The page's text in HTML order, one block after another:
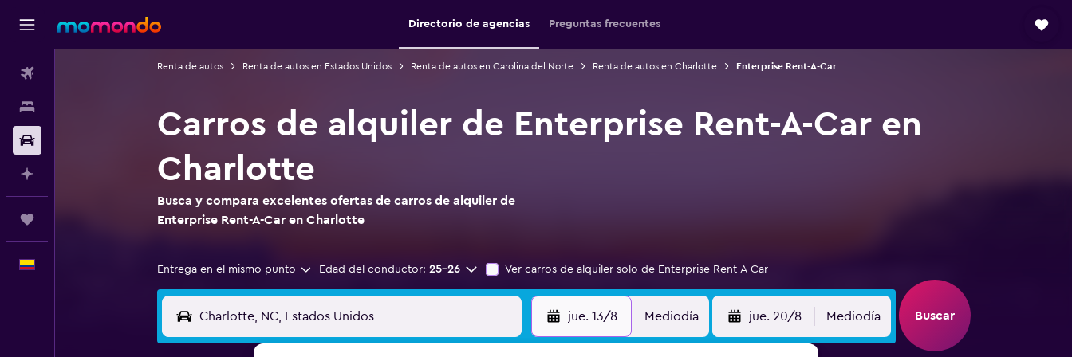
Directorio de agencias Preguntas frecuentes
Renta de autos Renta de autos en Estados Unidos Renta de autos en Carolina del Norte Renta de autos en Charlotte Enterprise Rent-A-Car
Carros de alquiler de Enterprise Rent-A-Car en
Charlotte
Busca y compara excelentes ofertas de carros de alquiler de
Enterprise Rent-A-Car en Charlotte
Entrega en el mismo punto Edad del conductor: 25-26 Ver carros de alquiler solo de Enterprise Rent-A-Car
jue. 13/8 Mediodía jue. 20/8 Mediodía Buscar